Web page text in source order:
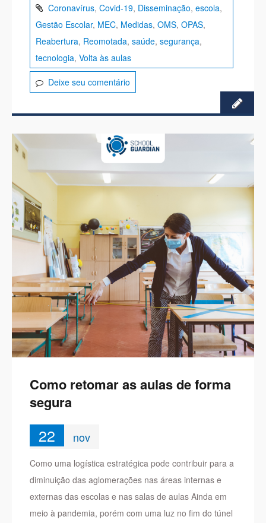
Coronavírus,Covid-19, Disseminação,escola,
Gestão Escolar, MEC, Medidas,OMS,OPAS,
Reabertura, Reomotada,saúde,segurança,
tecnologia,Volta às aulas
Deixe seu comentário
Como retomar as aulas de forma
segura
22 nov
Como uma logística estratégica pode contribuir para a
diminuição das aglomerações nas áreas internas e
externas das escolas e nas salas de aulas Ainda em
meio à pandemia, porém com uma luz no fim do túnel